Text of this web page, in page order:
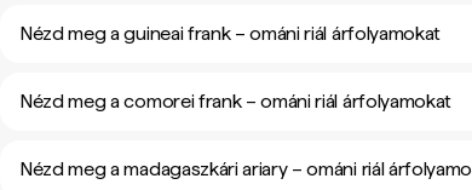
Nézd meg a guineai frank – ománi riál árfolyamokat
Nézd meg a comorei frank – ománi riál árfolyamokat
Nézd meg a madagaszkári ariary – ománi riál